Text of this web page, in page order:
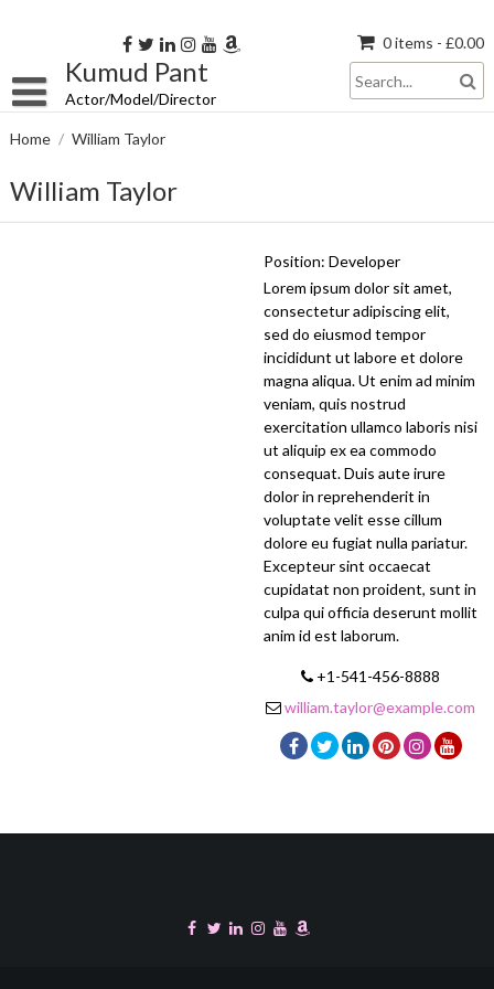
0 items -£0.00
Kumud Pant
Actor/Model/Director
Home / William Taylor
William Taylor
Position: Developer
Lorem ipsum dolor sit amet,
consectetur adipiscing elit,
sed do eiusmod tempor
incididunt ut labore et dolore
magna aliqua. Ut enim ad minim
veniam, quis nostrud
exercitation ullamco laboris nisi
ut aliquip ex ea commodo
consequat. Duis aute irure
dolor in reprehenderit in
voluptate velit esse cillum
dolore eu fugiat nulla pariatur.
Excepteur sint occaecat
cupidatat non proident, sunt in
culpa qui officia deserunt mollit
anim id est laborum.
+1-541-456-8888
william.taylor@example.com